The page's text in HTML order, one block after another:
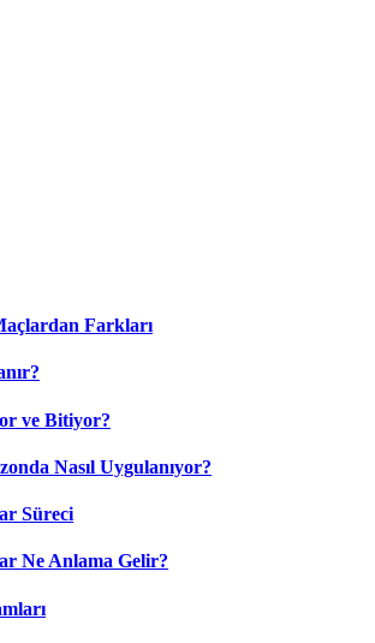
Farkları
ve Bitiyor?
Nasıl Uygulanıyor?
Süreci
Ne Anlama Gelir?